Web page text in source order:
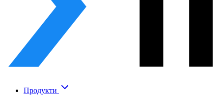
Продукти